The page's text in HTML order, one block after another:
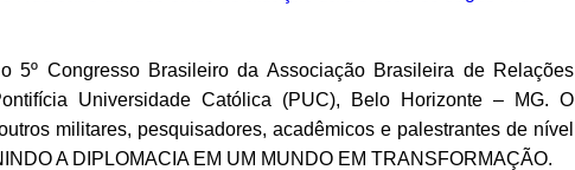
Congresso Brasileiro da Associação Brasileira de Relações
Universidade Católica (PUC), Belo Horizonte – MG. O
militares, pesquisadores, acadêmicos e palestrantes de nível
A DIPLOMACIA EM UM MUNDO EM TRANSFORMAÇÃO.